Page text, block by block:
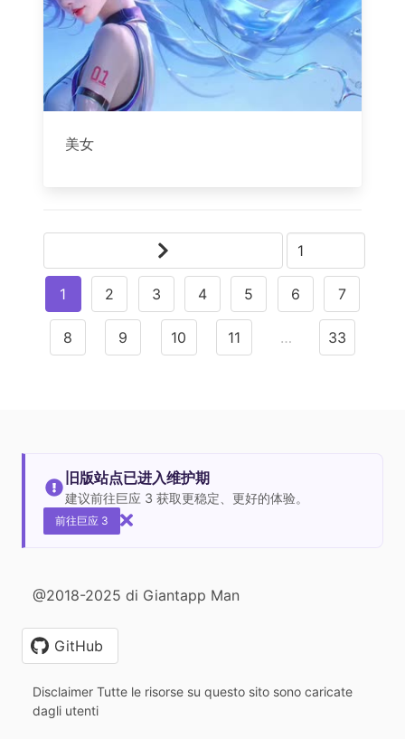
美女
1 2 3 4 5 6 7
8 9 10 11 … 33
旧版站点已进入维护期
建议前往巨应 3 获取更稳定、更好的体验。
前往巨应 3
@2018-2025 di Giantapp Man
GitHub
Disclaimer Tutte le risorse su questo sito sono caricate
dagli utenti